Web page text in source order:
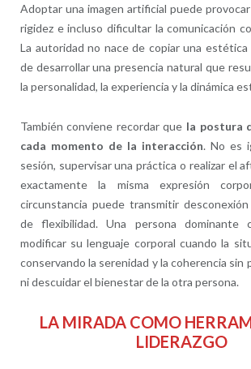
Adoptar una imagen artificial puede
rigidez e incluso dificultar la comunicación
La autoridad no nace de copiar una estética
de desarrollar una presencia natural que
la personalidad, la experiencia y la dinámica
También conviene recordar que la postura
cada momento de la interacción. No es
sesión, supervisar una práctica o realizar el
exactamente la misma expresión
circunstancia puede transmitir
de flexibilidad. Una persona dominante
modificar su lenguaje corporal cuando la
conservando la serenidad y la coherencia sin
ni descuidar el bienestar de la otra persona.
LA MIRADA COMO
LIDERAZGO